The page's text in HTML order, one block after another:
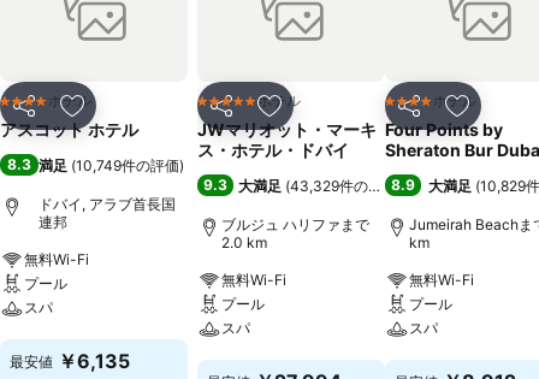
シェア お気に入りに追加
4 ホテルのランク
ホテル
アスコット ホテル
8.3 満足 (10,749件の評価)
ドバイ, アラブ首長国
連邦
無料Wi-Fi
プール
スパ
料金を表示
最安値 ￥6,135
シェア お気に入りに追加
5 ホテルのランク
ホテル
JWマリオット・マーキ
ス・ホテル・ドバイ
9.3 大満足 (43,329件の評価)
ブルジュ ハリファまで
2.0 km
無料Wi-Fi
プール
スパ
シェア お気に入
4 ホテルのランク
ホテル
Four Points by
Sheraton Bur
8.9 大満足 (10,829
Jumeirah Beachま
km
無料Wi-Fi
プール
スパ